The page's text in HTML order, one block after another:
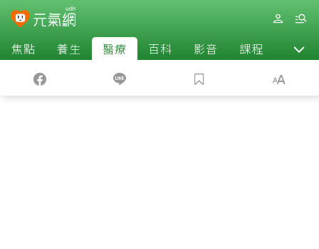
焦點 養生 醫療 百科 影音 課程 退休